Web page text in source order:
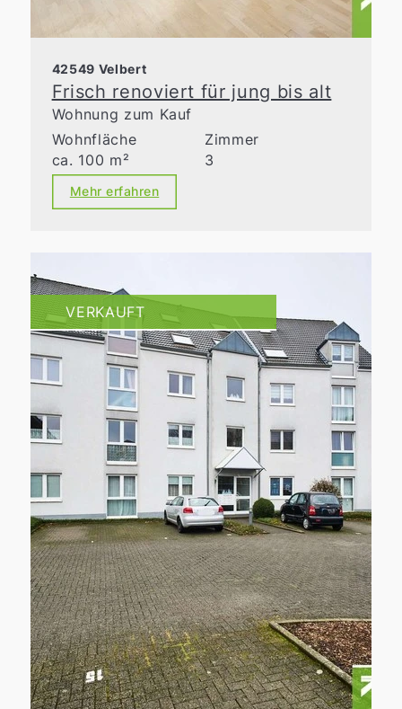
42549 Velbert
Frisch renoviert für jung bis alt
Wohnung zum Kauf
Wohnfläche
ca. 100 m²
Zimmer
3
Mehr erfahren
VERKAUFT